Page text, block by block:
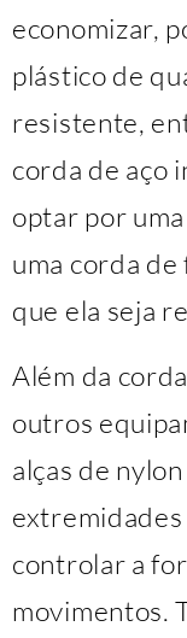
economizar,
plástico de
resistente,
corda de aço
optar por
uma corda
que ela seja
Além da
outros
alças de
extremidades
controlar a
movimentos.